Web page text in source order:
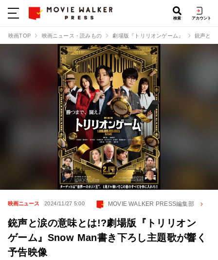
検索 アカウント
映画TOP 映画ニュース・読みもの 劇場版『トリリオンゲーム』 銃声と涙
映画ニュース 2024/11/27 5:00 MOVIE WALKER PRESS編集部
銃声と涙の意味とは!?劇場版『トリリオン
ゲーム』Snow Man書き下ろし主題歌が響く
予告映像